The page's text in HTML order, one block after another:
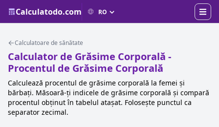
Calculatodo.com
Calculatoare de sănătate
Calculator de Grăsime Corporală -
Procentul de Grăsime Corporală
Calculează procentul de grăsime corporală la femei și
bărbați. Măsoară-ți indicele de grăsime corporală și compară
procentul obținut în tabelul atașat. Folosește punctul ca
separator zecimal.